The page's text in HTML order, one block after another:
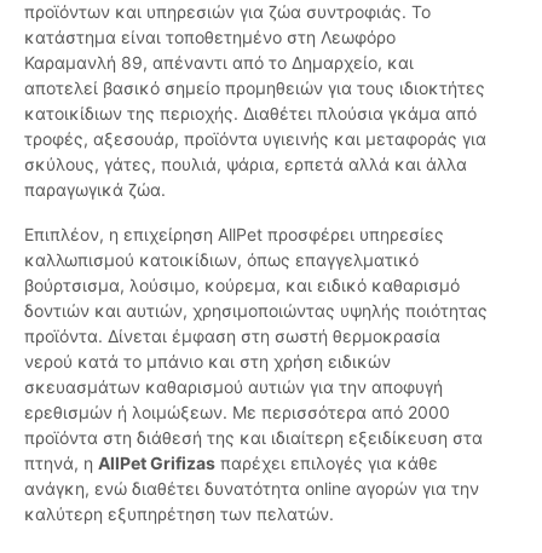
προϊόντων και υπηρεσιών για ζώα συντροφιάς. Το
κατάστημα είναι τοποθετημένο στη Λεωφόρο
Καραμανλή 89, απέναντι από το Δημαρχείο, και
αποτελεί βασικό σημείο προμηθειών για τους ιδιοκτήτες
κατοικίδιων της περιοχής. Διαθέτει πλούσια γκάμα από
τροφές, αξεσουάρ, προϊόντα υγιεινής και μεταφοράς για
σκύλους, γάτες, πουλιά, ψάρια, ερπετά αλλά και άλλα
παραγωγικά ζώα.
Επιπλέον, η επιχείρηση AllPet προσφέρει υπηρεσίες
καλλωπισμού κατοικίδιων, όπως επαγγελματικό
βούρτσισμα, λούσιμο, κούρεμα, και ειδικό καθαρισμό
δοντιών και αυτιών, χρησιμοποιώντας υψηλής ποιότητας
προϊόντα. Δίνεται έμφαση στη σωστή θερμοκρασία
νερού κατά το μπάνιο και στη χρήση ειδικών
σκευασμάτων καθαρισμού αυτιών για την αποφυγή
ερεθισμών ή λοιμώξεων. Με περισσότερα από 2000
προϊόντα στη διάθεσή της και ιδιαίτερη εξειδίκευση στα
πτηνά, η AllPet Grifizas παρέχει επιλογές για κάθε
ανάγκη, ενώ διαθέτει δυνατότητα online αγορών για την
καλύτερη εξυπηρέτηση των πελατών.